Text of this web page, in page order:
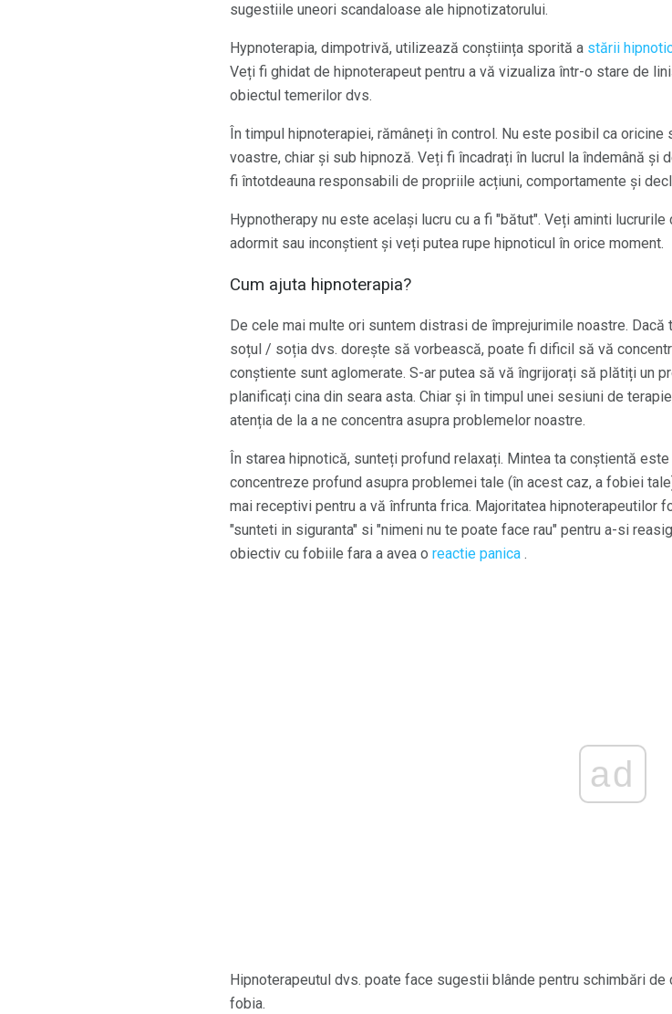
sugestiile uneori scandaloase ale hipnotizatorului.
Hypnoterapia, dimpotrivă, utilizează conștiința sporită a stării
Veți fi ghidat de hipnoterapeut pentru a vă vizualiza într-o stare de
obiectul temerilor dvs.
În timpul hipnoterapiei, rămâneți în control. Nu este posibil ca
voastre, chiar și sub hipnoză. Veți fi încadrați în lucrul la îndemână și
fi întotdeauna responsabili de propriile acțiuni, comportamente și
Hypnotherapy nu este același lucru cu a fi "bătut". Veți aminti
adormit sau inconștient și veți putea rupe hipnoticul în orice moment.
Cum ajuta hipnoterapia?
De cele mai multe ori suntem distrasi de împrejurimile noastre.
soțul / soția dvs. dorește să vorbească, poate fi dificil să vă
conștiente sunt aglomerate. S-ar putea să vă îngrijorați să plătiți un
planificați cina din seara asta. Chiar și în timpul unei sesiuni de
atenția de la a ne concentra asupra problemelor noastre.
În starea hipnotică, sunteți profund relaxați. Mintea ta conștientă
concentreze profund asupra problemei tale (în acest caz, a fobiei
mai receptivi pentru a vă înfrunta frica. Majoritatea hipnoterapeutilor
"sunteti in siguranta" si "nimeni nu te poate face rau" pentru a-si
obiectiv cu fobiile fara a avea o reactie panica .
ad
Hipnoterapeutul dvs. poate face sugestii blânde pentru schimbări
fobia.